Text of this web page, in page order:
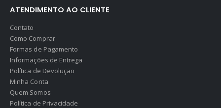
ATENDIMENTO AO CLIENTE
Contato
Como Comprar
Formas de Pagamento
Informações de Entrega
Política de Devolução
Minha Conta
Quem Somos
Política de Privacidade